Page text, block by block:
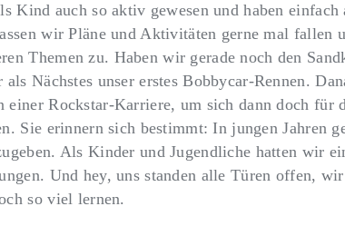
Kind auch so aktiv gewesen und haben
wir Pläne und Aktivitäten gerne mal fallen
Themen zu. Haben wir gerade noch den
als Nächstes unser erstes Bobbycar-Rennen.
einer Rockstar-Karriere, um sich dann doch für
Sie erinnern sich bestimmt: In jungen Jahren
Als Kinder und Jugendliche hatten wir
Und hey, uns standen alle Türen offen,
so viel lernen.